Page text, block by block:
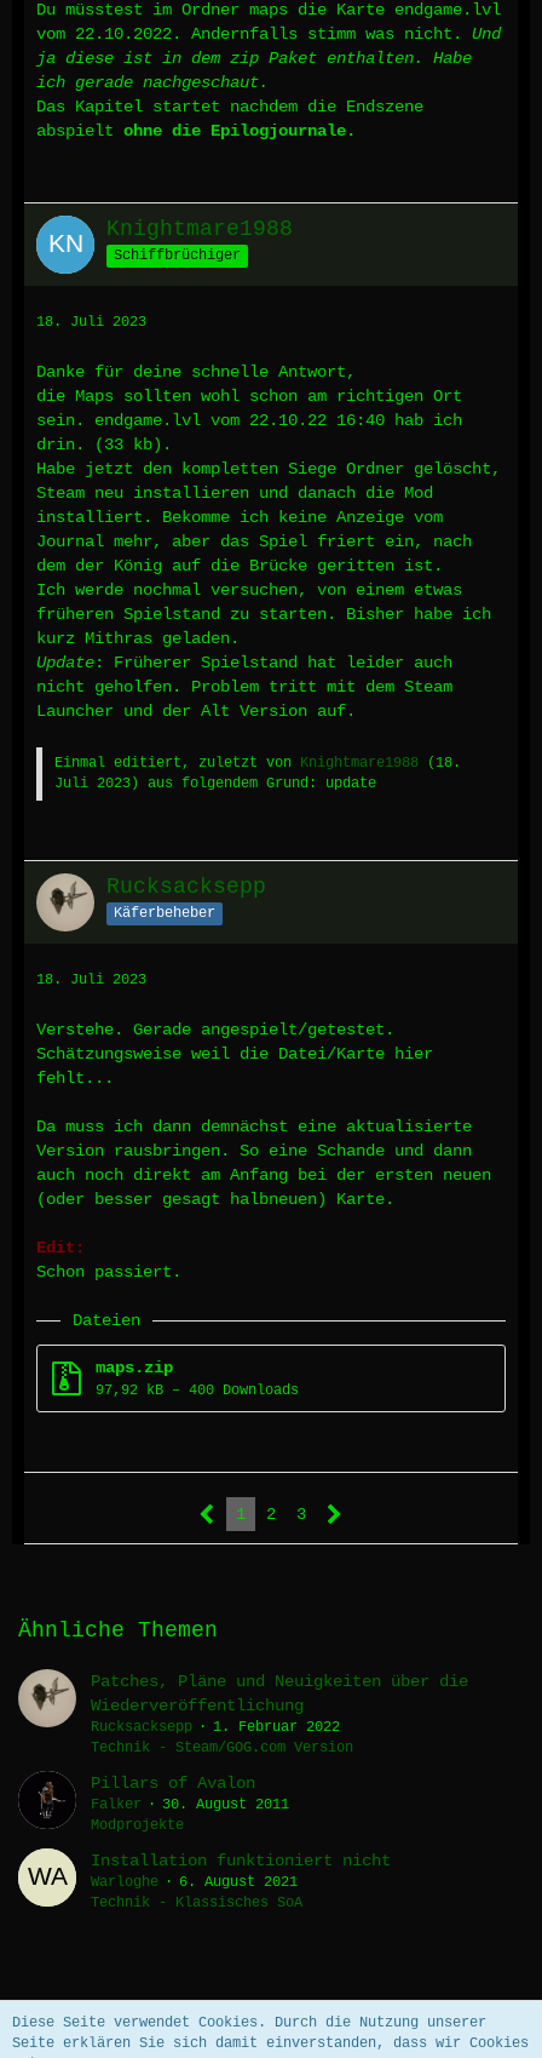
Du müsstest im Ordner maps die Karte endgame.lvl
vom 22.10.2022. Andernfalls stimm was nicht. Und
ja diese ist in dem zip Paket enthalten. Habe
ich gerade nachgeschaut.
Das Kapitel startet nachdem die Endszene
abspielt ohne die Epilogjournale.
Knightmare1988
Schiffbrüchiger
18. Juli 2023
Danke für deine schnelle Antwort,
die Maps sollten wohl schon am richtigen Ort
sein. endgame.lvl vom 22.10.22 16:40 hab ich
drin. (33 kb).
Habe jetzt den kompletten Siege Ordner gelöscht,
Steam neu installieren und danach die Mod
installiert. Bekomme ich keine Anzeige vom
Journal mehr, aber das Spiel friert ein, nach
dem der König auf die Brücke geritten ist.
Ich werde nochmal versuchen, von einem etwas
früheren Spielstand zu starten. Bisher habe ich
kurz Mithras geladen.
Update: Früherer Spielstand hat leider auch
nicht geholfen. Problem tritt mit dem Steam
Launcher und der Alt Version auf.
Einmal editiert, zuletzt von Knightmare1988 ( 18.
Juli 2023 ) aus folgendem Grund: update
Rucksacksepp
Käferbeheber
18. Juli 2023
Verstehe. Gerade angespielt/getestet.
Schätzungsweise weil die Datei/Karte hier
fehlt...
Da muss ich dann demnächst eine aktualisierte
Version rausbringen. So eine Schande und dann
auch noch direkt am Anfang bei der ersten neuen
(oder besser gesagt halbneuen) Karte.
Edit:
Schon passiert.
Dateien
maps.zip
97,92 kB – 400 Downloads
1 2 3
Ähnliche Themen
Patches, Pläne und Neuigkeiten über die
Wiederveröffentlichung
Rucksacksepp
1. Februar 2022
Technik - Steam/GOG.com Version
Pillars of Avalon
Falker
30. August 2011
Modprojekte
Installation funktioniert nicht
Warloghe
6. August 2021
Technik - Klassisches SoA
Diese Seite verwendet Cookies. Durch die Nutzung unserer
Seite erklären Sie sich damit einverstanden, dass wir Cookies